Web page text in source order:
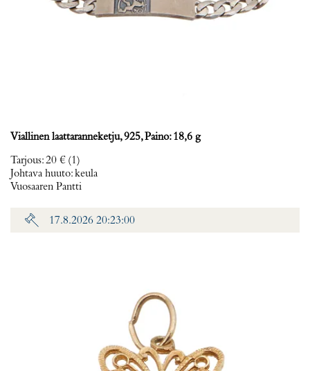
Viallinen laattaranneketju, 925, Paino: 18,6 g
Tarjous:20 € (1)
Johtava huuto:keula
Vuosaaren Pantti
17.8.2026 20:23:00